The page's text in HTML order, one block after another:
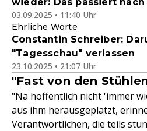
03.09.2025 • 11:40 Uhr
Ehrliche Worte
Constantin Schreiber:
"Tagesschau" verlassen
23.10.2025 • 21:07 Uhr
"Fast von den
"Na hoffentlich nicht 'immer
aus ihm herausgeplatzt,
Verantwortlichen, die teils